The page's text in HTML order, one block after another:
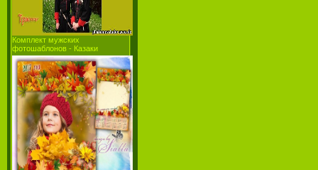
Комплект мужских
фотошаблонов - Казаки